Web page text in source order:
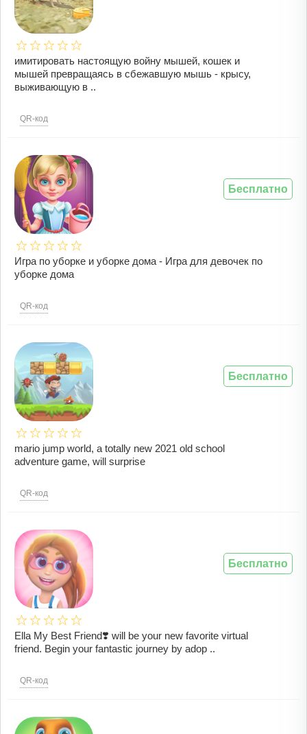
имитировать настоящую войну мышей, кошек и
мышей превращаясь в сбежавшую мышь - крысу,
выживающую в ..
QR-код
Игра по уборке и уборке дома - Игра для девочек по
уборке дома
QR-код
Бесплатно
mario jump world, a totally new 2021 old school
adventure game, will surprise
QR-код
Бесплатно
Ella My Best Friend❣️ will be your new favorite virtual
friend. Begin your fantastic journey by adop ..
QR-код
Бесплатно